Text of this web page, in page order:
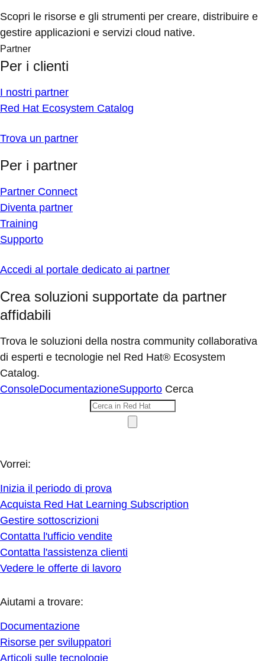
Scopri le risorse e gli strumenti per creare, distribuire e
gestire applicazioni e servizi cloud native.
Partner
Per i clienti
I nostri partner
Red Hat Ecosystem Catalog
Trova un partner
Per i partner
Partner Connect
Diventa partner
Training
Supporto
Accedi al portale dedicato ai partner
Crea soluzioni supportate da partner
affidabili
Trova le soluzioni della nostra community collaborativa
di esperti e tecnologie nel Red Hat® Ecosystem
Catalog.
ConsoleDocumentazioneSupporto Cerca
Vorrei:
Inizia il periodo di prova
Acquista Red Hat Learning Subscription
Gestire sottoscrizioni
Contatta l'ufficio vendite
Contatta l'assistenza clienti
Vedere le offerte di lavoro
Aiutami a trovare:
Documentazione
Risorse per sviluppatori
Articoli sulle tecnologie